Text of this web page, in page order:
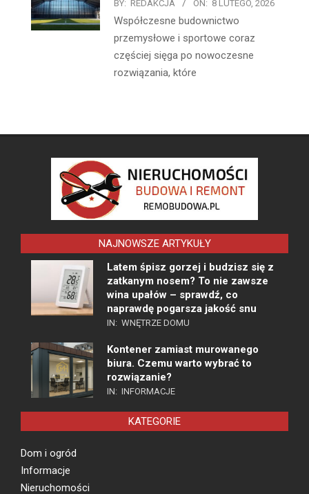
BY: REDAKCJA ON: 8 LUTEGO, 2026
Współczesne budownictwo
przemysłowe i sportowe coraz
częściej sięga po nowoczesne
rozwiązania, które
NAJNOWSZE ARTYKUŁY
Latem śpisz gorzej i budzisz się z
zatkanym nosem? To nie zawsze
wina upałów – sprawdź, co
naprawdę pogarsza jakość snu
IN: WNĘTRZE DOMU
Kontener zamiast murowanego
biura. Czemu warto wybrać to
rozwiązanie?
IN: INFORMACJE
KATEGORIE
Dom i ogród
Informacje
Nieruchomości